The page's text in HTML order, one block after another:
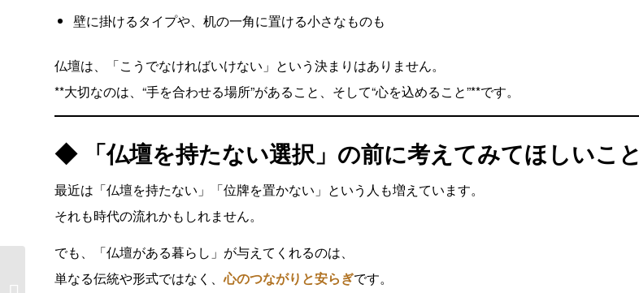
壁に掛けるタイプや、机の一角に置ける小さなものも
仏壇は、「こうでなければいけない」という決まりはありません。
**大切なのは、“手を合わせる場所”があること、そして“心を込めること”**です。
◆ 「仏壇を持たない選択」の前に考えてみてほしいこと
最近は「仏壇を持たない」「位牌を置かない」という人も増えています。
それも時代の流れかもしれません。
でも、「仏壇がある暮らし」が与えてくれるのは、
単なる伝統や形式ではなく、心のつながりと安らぎです。
🌟おぼんってなあ
に？〜ご先祖さまに